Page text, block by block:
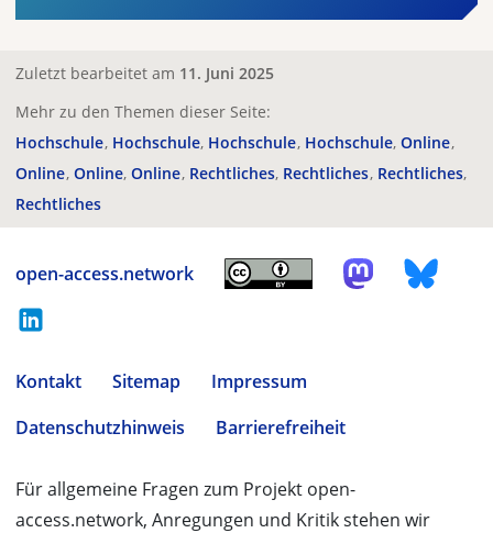
Zuletzt bearbeitet am 11. Juni 2025
Mehr zu den Themen dieser Seite:
Hochschule Hochschule Hochschule Hochschule Online
Online Online Online Rechtliches Rechtliches Rechtliches
Rechtliches
open-access.network
Kontakt Sitemap
Impressum
Datenschutzhinweis
Barrierefreiheit
Für allgemeine Fragen zum Projekt open-
access.network, Anregungen und Kritik stehen wir